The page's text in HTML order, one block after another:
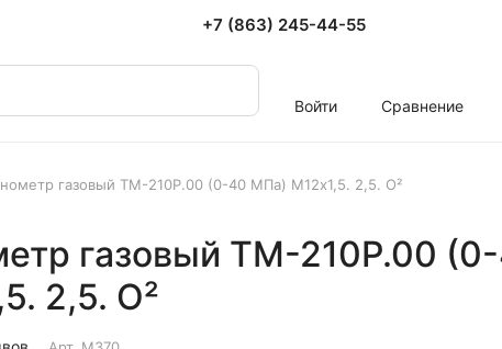
+7 (863) 245-44-55
Войти Сравнение
газовый ТМ-210Р.00 (0-40 МПа) М12х1,5. 2,5. О²
газовый ТМ-210Р.00
2,5. О²